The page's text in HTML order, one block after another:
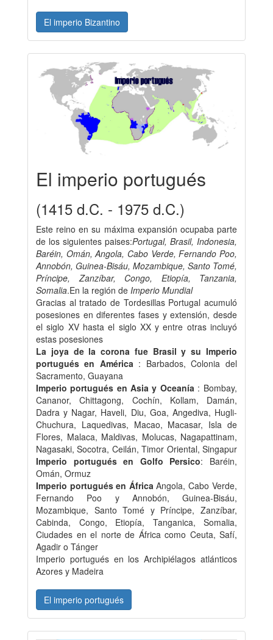
El imperio Bizantino
El imperio portugués
(1415 d.C. - 1975 d.C.)
Este reino en su máxima expansión ocupaba parte
de los siguientes paises:Portugal, Brasil, Indonesia,
Baréin, Omán, Angola, Cabo Verde, Fernando Poo,
Annobón, Guinea-Bisáu, Mozambique, Santo Tomé,
Príncipe, Zanzíbar, Congo, Etiopía, Tanzania,
Somalia.En la región de Imperio Mundial
Gracias al tratado de Tordesillas Portugal acumuló
posesiones en diferentes fases y extensión, desde
el siglo XV hasta el siglo XX y entre otras incluyó
estas posesiones
La joya de la corona fue Brasil y su Imperio
portugués en América : Barbados, Colonia del
Sacramento, Guayana
Imperio portugués en Asia y Oceanía : Bombay,
Cananor, Chittagong, Cochín, Kollam, Damán,
Dadra y Nagar, Haveli, Diu, Goa, Angediva, Hugli-
Chuchura, Laquedivas, Macao, Macasar, Isla de
Flores, Malaca, Maldivas, Molucas, Nagapattinam,
Nagasaki, Socotra, Ceilán, Timor Oriental, Singapur
Imperio portugués en Golfo Persico: Baréin,
Omán, Ormuz
Imperio portugués en África Angola, Cabo Verde,
Fernando Poo y Annobón, Guinea-Bisáu,
Mozambique, Santo Tomé y Príncipe, Zanzíbar,
Cabinda, Congo, Etiopía, Tanganica, Somalia,
Ciudades en el norte de África como Ceuta, Safí,
Agadir o Tánger
Imperio portugués en los Archipiélagos atlánticos
Azores y Madeira
El imperio portugués